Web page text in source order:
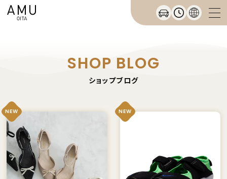
SHOP BLOG
ショップブログ
NEW NEW